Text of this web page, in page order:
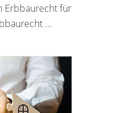
Erbbaurecht für
...